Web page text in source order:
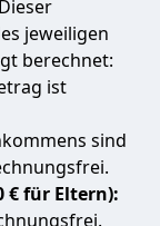
jeweiligen
berechnet:
ist
sind
€ für Eltern):